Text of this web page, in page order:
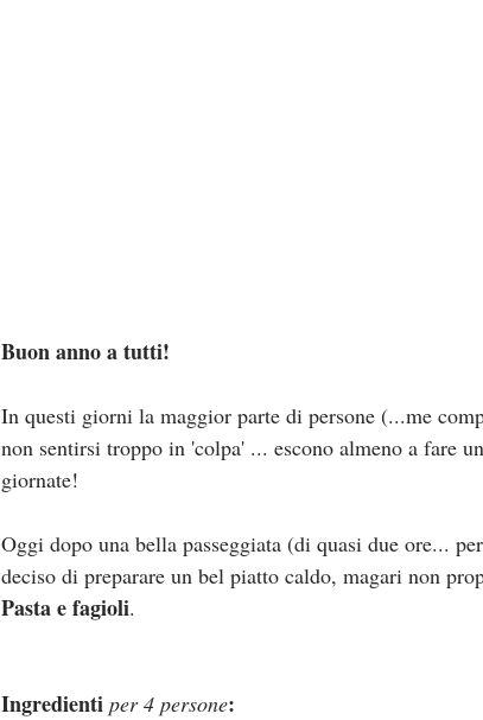
Buon anno a tutti!
In questi giorni la maggior parte di persone (...me
non sentirsi troppo in 'colpa' ... escono almeno a fare
giornate!
Oggi dopo una bella passeggiata (di quasi due ore...
deciso di preparare un bel piatto caldo, magari non
Pasta e fagioli.
Ingredienti per 4 persone: